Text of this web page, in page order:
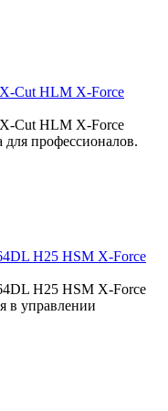
Cut HLM X-Force
Cut HLM X-Force
профессионалов.
H25 HSM X-Force
H25 HSM X-Force
в управлении